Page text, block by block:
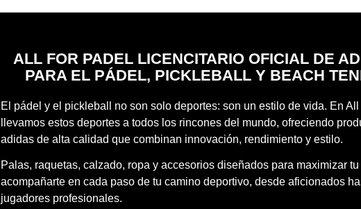
ALL FOR PADEL LICENCITARIO OFICIAL DE
PARA EL PÁDEL, PICKLEBALL Y BEACH
El pádel y el pickleball no son solo deportes: son un estilo de vida. En All
llevamos estos deportes a todos los rincones del mundo, ofreciendo
adidas de alta calidad que combinan innovación, rendimiento y estilo.
Palas, raquetas, calzado, ropa y accesorios diseñados para maximizar
acompañarte en cada paso de tu camino deportivo, desde aficionados
jugadores profesionales.